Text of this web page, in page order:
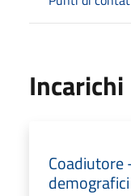
Incarichi
Coadiutore